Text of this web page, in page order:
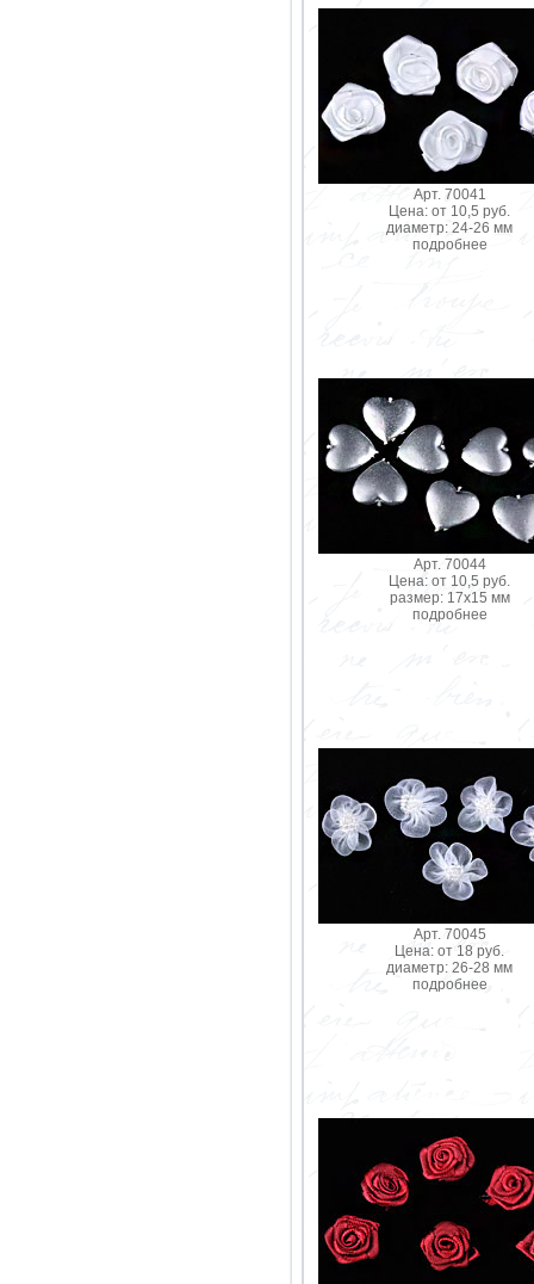
Арт. 70041
Цена: от 10,5 руб.
диаметр: 24-26 мм
подробнее
Арт. 70044
Цена: от 10,5 руб.
размер: 17х15 мм
подробнее
Арт. 70045
Цена: от 18 руб.
диаметр: 26-28 мм
подробнее